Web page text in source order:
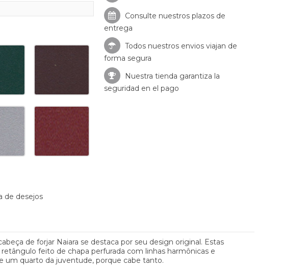
de desejos
Consulte nuestros plazos de
entrega
Todos nuestros envios viajan de
forma segura
Nuestra tienda garantiza la
seguridad en el pago
de forjar Naiara se destaca por seu design original. Estas
feito de chapa perfurada com linhas harmônicas e
um quarto da juventude, porque cabe tanto.